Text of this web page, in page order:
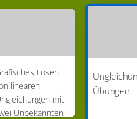
Lösen
linearen
mit
Unbekannten –
Übungen